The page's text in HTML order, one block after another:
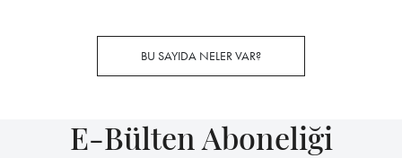
BU SAYIDA NELER VAR?
E-Bülten Aboneliği